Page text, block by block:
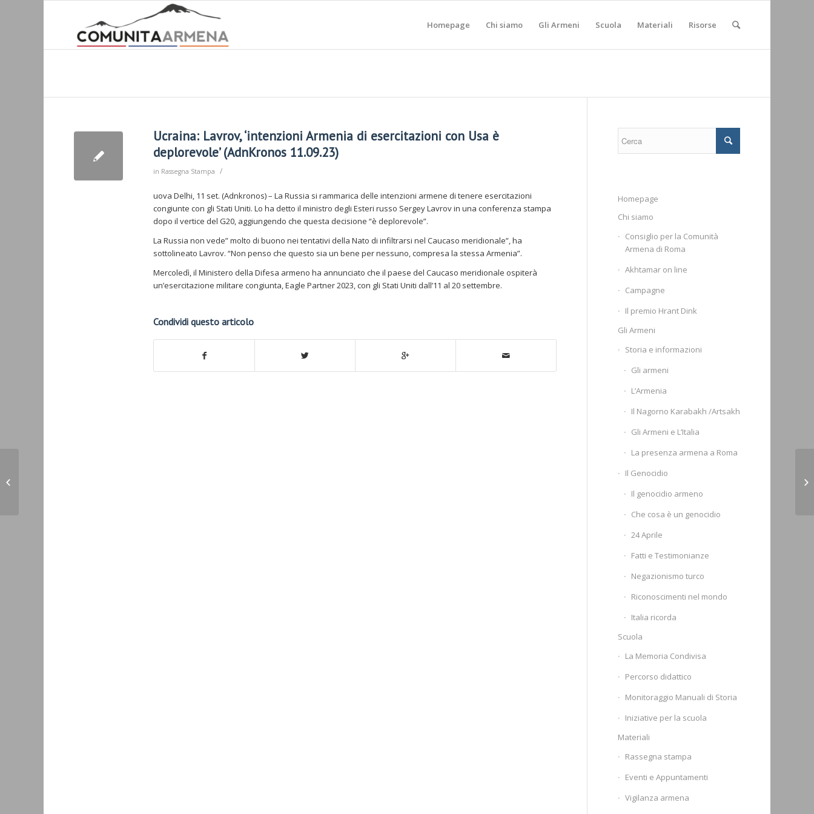
Homepage Chi siamo Gli Armeni Scuola Materiali Risorse
Ucraina: Lavrov, ‘intenzioni Armenia di esercitazioni con Usa è
deplorevole’ (AdnKronos 11.09.23)
in Rassegna Stampa /
uova Delhi, 11 set. (Adnkronos) – La Russia si rammarica delle intenzioni armene di tenere esercitazioni
congiunte con gli Stati Uniti. Lo ha detto il ministro degli Esteri russo Sergey Lavrov in una conferenza stampa
dopo il vertice del G20, aggiungendo che questa decisione “è deplorevole”.
La Russia non vede” molto di buono nei tentativi della Nato di infiltrarsi nel Caucaso meridionale”, ha
sottolineato Lavrov. “Non penso che questo sia un bene per nessuno, compresa la stessa Armenia”.
Mercoledì, il Ministero della Difesa armeno ha annunciato che il paese del Caucaso meridionale ospiterà
un’esercitazione militare congiunta, Eagle Partner 2023, con gli Stati Uniti dall’11 al 20 settembre.
Condividi questo articolo
Homepage
Chi siamo
Consiglio per la Comunità
Armena di Roma
Akhtamar on line
Campagne
Il premio Hrant Dink
Gli Armeni
Storia e informazioni
Gli armeni
L’Armenia
Il Nagorno Karabakh /Artsakh
Gli Armeni e L’Italia
La presenza armena a Roma
Il Genocidio
Il genocidio armeno
Che cosa è un genocidio
24 Aprile
Fatti e Testimonianze
Negazionismo turco
Riconoscimenti nel mondo
Italia ricorda
Scuola
La Memoria Condivisa
Percorso didattico
Monitoraggio Manuali di Storia
Iniziative per la scuola
Materiali
Rassegna stampa
Eventi e Appuntamenti
Vigilanza armena